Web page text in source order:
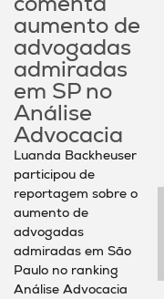
aumento de
advogadas
admiradas
em SP no
Análise
Advocacia
Luanda Backheuser
participou de
reportagem sobre o
aumento de
advogadas
admiradas em São
Paulo no ranking
Análise Advocacia